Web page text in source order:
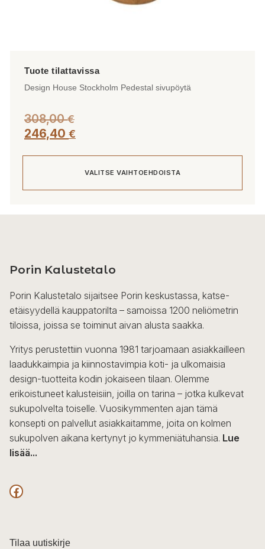
Design House Stockholm Pedestal sivupöytä
308,00€
246,40 €
VALITSE VAIHTOEHDOISTA
muunnelma.
tehdä
valinnat
tuotteen
sivulla.
Porin Kalustetalo
Porin Kalustetalo sijaitsee Porin keskustassa, katse-
etäisyydellä kauppatorilta – samoissa 1200 neliömetrin
tiloissa, joissa se toiminut aivan alusta saakka.
Yritys perustettiin vuonna 1981 tarjoamaan asiakkailleen
laadukkaimpia ja kiinnostavimpia koti- ja ulkomaisia
design-tuotteita kodin jokaiseen tilaan. Olemme
erikoistuneet kalusteisiin, joilla on tarina – jotka kulkevat
sukupolvelta toiselle. Vuosikymmenten ajan tämä
konsepti on palvellut asiakkaitamme, joita on kolmen
sukupolven aikana kertynyt jo kymmeniätuhansia. Lue
lisää...
F
c
Tilaa uutiskirje